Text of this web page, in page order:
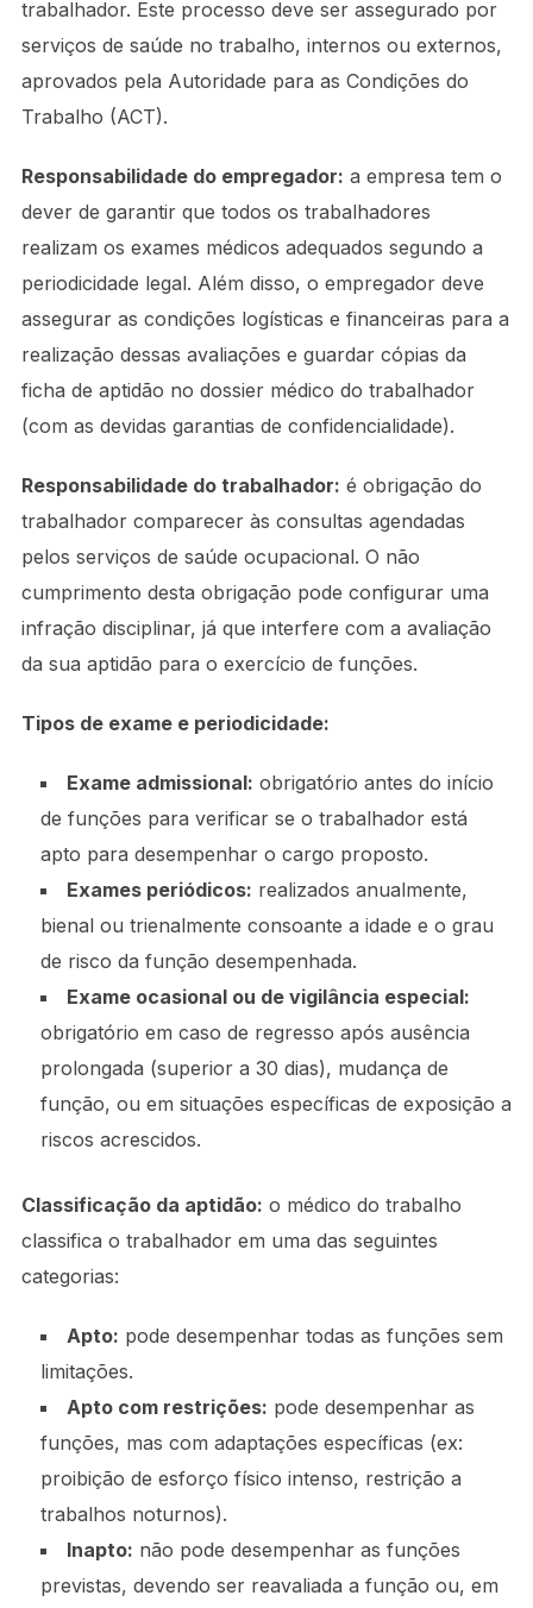
trabalhador. Este processo deve ser assegurado por
serviços de saúde no trabalho, internos ou externos,
aprovados pela Autoridade para as Condições do
Trabalho (ACT).
Responsabilidade do empregador: a empresa tem o
dever de garantir que todos os trabalhadores
realizam os exames médicos adequados segundo a
periodicidade legal. Além disso, o empregador deve
assegurar as condições logísticas e financeiras para a
realização dessas avaliações e guardar cópias da
ficha de aptidão no dossier médico do trabalhador
(com as devidas garantias de confidencialidade).
Responsabilidade do trabalhador: é obrigação do
trabalhador comparecer às consultas agendadas
pelos serviços de saúde ocupacional. O não
cumprimento desta obrigação pode configurar uma
infração disciplinar, já que interfere com a avaliação
da sua aptidão para o exercício de funções.
Tipos de exame e periodicidade:
Exame admissional: obrigatório antes do início
de funções para verificar se o trabalhador está
apto para desempenhar o cargo proposto.
Exames periódicos: realizados anualmente,
bienal ou trienalmente consoante a idade e o grau
de risco da função desempenhada.
Exame ocasional ou de vigilância especial:
obrigatório em caso de regresso após ausência
prolongada (superior a 30 dias), mudança de
função, ou em situações específicas de exposição a
riscos acrescidos.
Classificação da aptidão: o médico do trabalho
classifica o trabalhador em uma das seguintes
categorias:
Apto: pode desempenhar todas as funções sem
limitações.
Apto com restrições: pode desempenhar as
funções, mas com adaptações específicas (ex:
proibição de esforço físico intenso, restrição a
trabalhos noturnos).
Inapto: não pode desempenhar as funções
previstas, devendo ser reavaliada a função ou, em